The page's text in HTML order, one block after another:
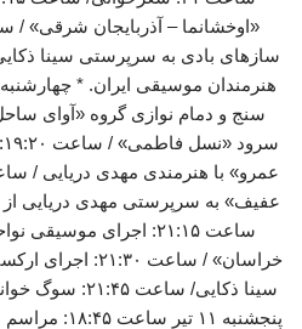
ساعت ۲۱:۱۵: اجرای
خراسان» / ساعت
سینا ذکایی/
پنجشنبه ۱۱